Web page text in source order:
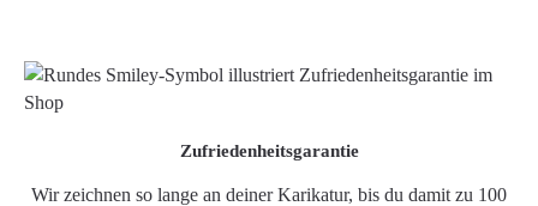
Zufriedenheitsgarantie
Wir zeichnen so lange an deiner Karikatur, bis du damit zu 100